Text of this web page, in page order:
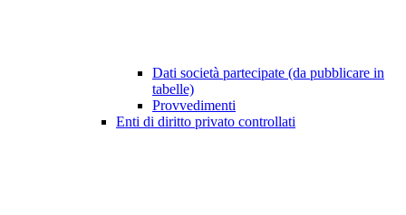
Dati società partecipate (da pubblicare in
tabelle)
Provvedimenti
Enti di diritto privato controllati